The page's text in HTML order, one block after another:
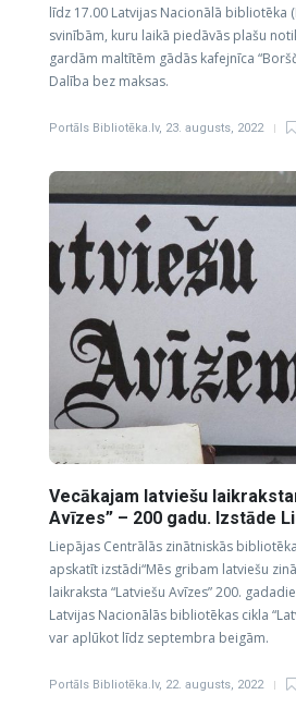
līdz 17.00 Latvijas Nacionālā bibliotēka
svinībām, kuru laikā piedāvās plašu
gardām maltītēm gādās kafejnīca
Dalība bez maksas.
Portāls Bibliotēka.lv, 23. augusts, 2022
Vecākajam latviešu
Avīzes” – 200 gadu. Izstāde
Liepājas Centrālās zinātniskās
apskatīt izstādi“Mēs gribam latviešu
laikraksta “Latviešu Avīzes” 200.
Latvijas Nacionālās bibliotēkas cikla
var aplūkot līdz septembra beigām.
Portāls Bibliotēka.lv, 22. augusts, 2022